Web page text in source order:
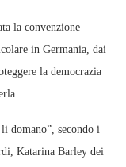
la convenzione
in Germania, dai
la democrazia
domano”, secondo i
Katarina Barley dei